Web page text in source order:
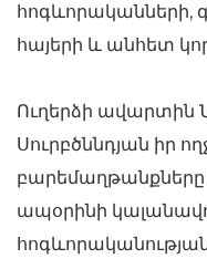
հոգևորականների,
հայերի և անհետ
Ուղերձի ավարտին
Սուրբծննդյան իր
ապօրինի